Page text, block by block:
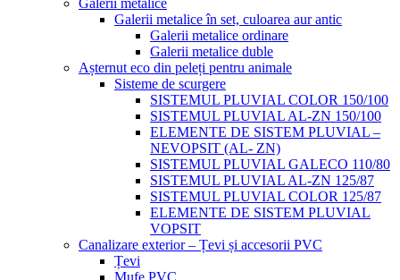
Galerii metalice în set, culoarea aur antic
Galerii metalice ordinare
Galerii metalice duble
Așternut eco din peleți pentru animale
Sisteme de scurgere
SISTEMUL PLUVIAL COLOR 150/100
SISTEMUL PLUVIAL AL-ZN 150/100
ELEMENTE DE SISTEM PLUVIAL –
NEVOPSIT (AL- ZN)
SISTEMUL PLUVIAL GALECO 110/80
SISTEMUL PLUVIAL AL-ZN 125/87
SISTEMUL PLUVIAL COLOR 125/87
ELEMENTE DE SISTEM PLUVIAL
VOPSIT
Canalizare exterior – Țevi și accesorii PVC
Țevi
Mufe PVC